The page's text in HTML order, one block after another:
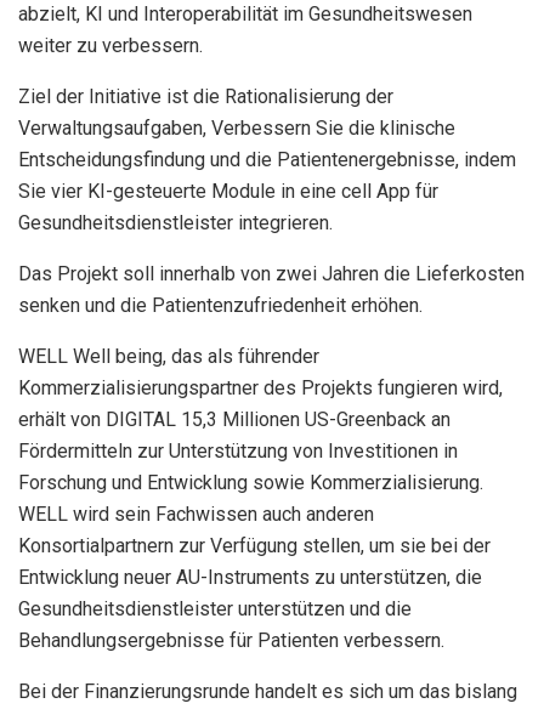
abzielt, KI und Interoperabilität im Gesundheitswesen
weiter zu verbessern.
Ziel der Initiative ist die Rationalisierung der
Verwaltungsaufgaben, Verbessern Sie die klinische
Entscheidungsfindung und die Patientenergebnisse, indem
Sie vier KI-gesteuerte Module in eine cell App für
Gesundheitsdienstleister integrieren.
Das Projekt soll innerhalb von zwei Jahren die Lieferkosten
senken und die Patientenzufriedenheit erhöhen.
WELL Well being, das als führender
Kommerzialisierungspartner des Projekts fungieren wird,
erhält von DIGITAL 15,3 Millionen US-Greenback an
Fördermitteln zur Unterstützung von Investitionen in
Forschung und Entwicklung sowie Kommerzialisierung.
WELL wird sein Fachwissen auch anderen
Konsortialpartnern zur Verfügung stellen, um sie bei der
Entwicklung neuer AU-Instruments zu unterstützen, die
Gesundheitsdienstleister unterstützen und die
Behandlungsergebnisse für Patienten verbessern.
Bei der Finanzierungsrunde handelt es sich um das bislang